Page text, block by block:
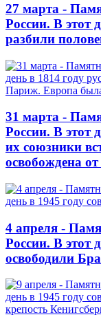
27 марта -
России. В этот
разбили
31 марта -
России. В этот
их союзники
освобождена
4 апреля -
России. В этот
освободили